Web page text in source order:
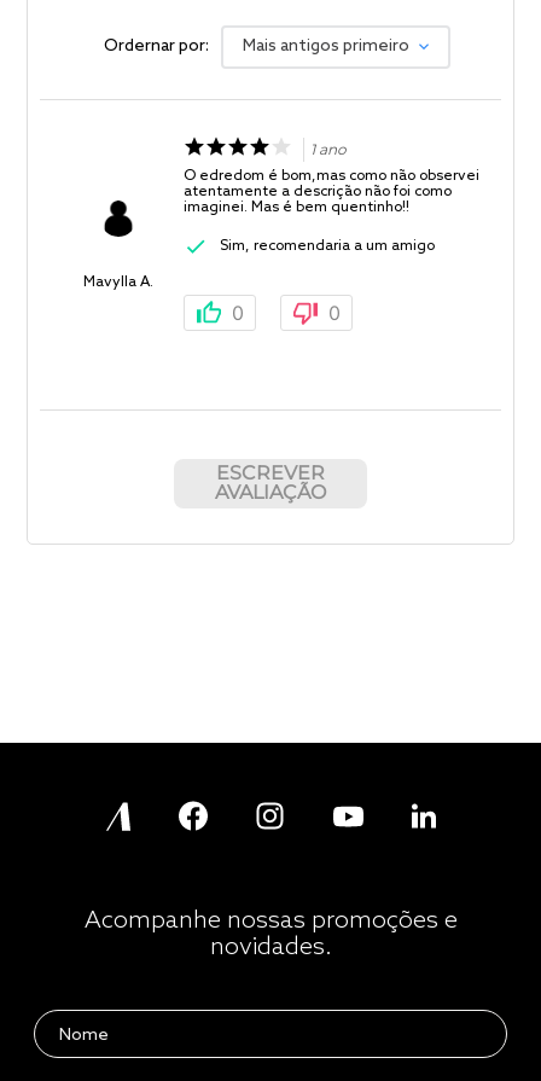
Ordernar por: Mais antigos primeiro
Mavylla A.
1 ano
O edredom é bom,mas como não observei
atentamente a descrição não foi como
imaginei. Mas é bem quentinho!!
Sim, recomendaria a um amigo
0 0
ESCREVER
AVALIAÇÃO
Acompanhe nossas promoções e
novidades.